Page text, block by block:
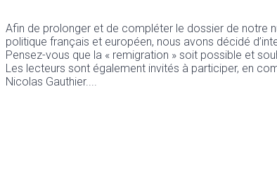
Afin de prolonger et de compléter le dossier de notre
politique français et européen, nous avons décidé
Pensez-vous que la « remigration » soit possible et
Les lecteurs sont également invités à participer, en
Nicolas Gauthier.